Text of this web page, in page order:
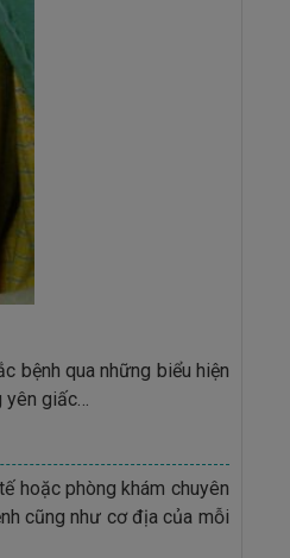
bệnh qua những biểu hiện
yên giấc…
hoặc phòng khám chuyên
cũng như cơ địa của mỗi